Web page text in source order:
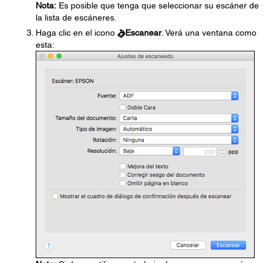
Nota: Es posible que tenga que seleccionar su escáner de
la lista de escáneres.
Haga clic en el icono
Escanear. Verá una ventana como
esta: